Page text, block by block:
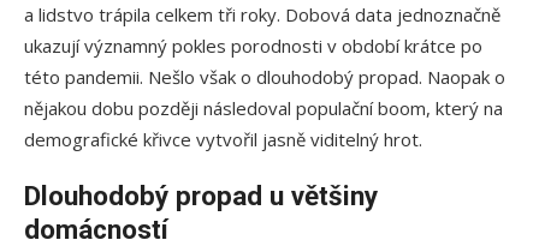
a lidstvo trápila celkem tři roky. Dobová data jednoznačně
ukazují významný pokles porodnosti v období krátce po
této pandemii. Nešlo však o dlouhodobý propad. Naopak o
nějakou dobu později následoval populační boom, který na
demografické křivce vytvořil jasně viditelný hrot.
Dlouhodobý propad u většiny
domácností